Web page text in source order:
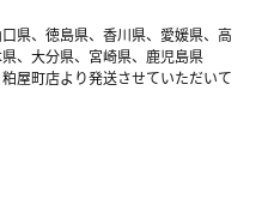
県、徳島県、香川県、愛媛県、高
、大分県、宮崎県、鹿児島県
屋町店より発送させていただいて